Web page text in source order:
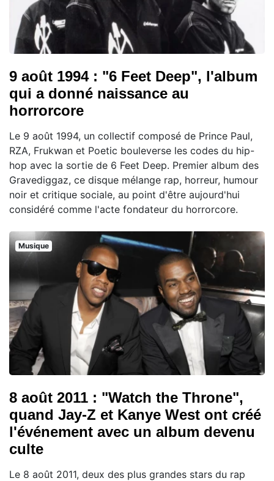
9 août 1994 : "6 Feet Deep", l'album
qui a donné naissance au
horrorcore
Le 9 août 1994, un collectif composé de Prince Paul,
RZA, Frukwan et Poetic bouleverse les codes du hip-
hop avec la sortie de 6 Feet Deep. Premier album des
Gravediggaz, ce disque mélange rap, horreur, humour
noir et critique sociale, au point d'être aujourd'hui
considéré comme l'acte fondateur du horrorcore.
Musique
8 août 2011 : "Watch the Throne",
quand Jay-Z et Kanye West ont créé
l'événement avec un album devenu
culte
Le 8 août 2011, deux des plus grandes stars du rap